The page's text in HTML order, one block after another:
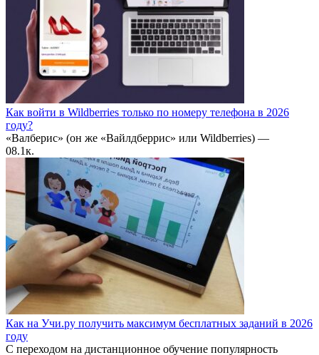
Как войти в Wildberries только по номеру телефона в 2026
году?
«Валберис» (он же «Вайлдберрис» или Wildberries) —
08.1к.
Как на Учи.ру получить максимум бесплатных заданий в 2026
году
С переходом на дистанционное обучение популярность